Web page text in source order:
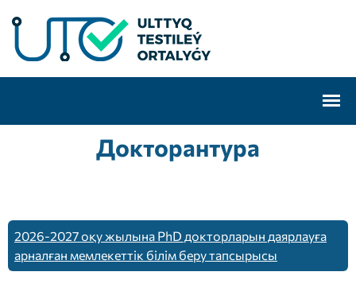
Докторантура
2026-2027 оқу жылына PhD докторларын даярлауға
арналған мемлекеттік білім беру тапсырысы